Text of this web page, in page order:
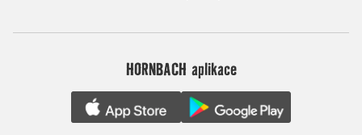
HORNBACH aplikace